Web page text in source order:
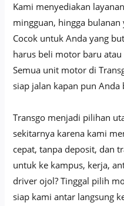
Kami menyediakan
mingguan, hingga
Cocok untuk Anda yang
harus beli motor baru
Semua unit motor di
siap jalan kapan pun Anda
Transgo menjadi pilihan
sekitarnya karena kami
cepat, tanpa deposit, dan
untuk ke kampus, kerja,
driver ojol? Tinggal pilih
siap kami antar langsung